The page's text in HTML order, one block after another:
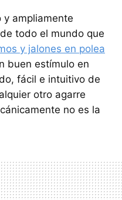
y ampliamente
todo el mundo que
y jalones en polea
buen estímulo en
fácil e intuitivo de
otro agarre
no es la